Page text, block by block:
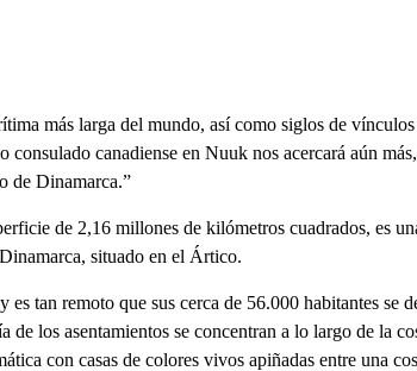
más larga del mundo, así como siglos de
canadiense en Nuuk nos acercará aún
de Dinamarca.”
de 2,16 millones de kilómetros cuadrados, es
situado en el Ártico.
tan remoto que sus cerca de 56.000 habitantes se
los asentamientos se concentran a lo largo de la
con casas de colores vivos apiñadas entre una